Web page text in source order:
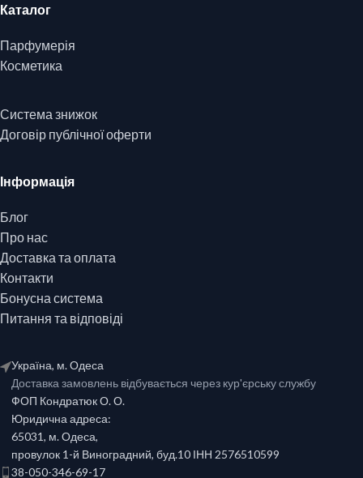
Каталог
Парфумерія
Косметика
Система знижок
Договір публічної оферти
Інформація
Блог
Про нас
Доставка та оплата
Контакти
Бонусна система
Питання та відповіді
Україна, м. Одеса
Доставка замовлень відбувається через кур'єрську службу
ФОП Кондратюк О. О.
Юридична адреса:
65031, м. Одеса,
провулок 1-й Виноградний, буд.10 ІНН 2576510599
38-050-346-69-17